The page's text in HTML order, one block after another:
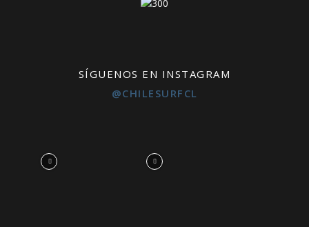
SÍGUENOS EN INSTAGRAM
@CHILESURFCL